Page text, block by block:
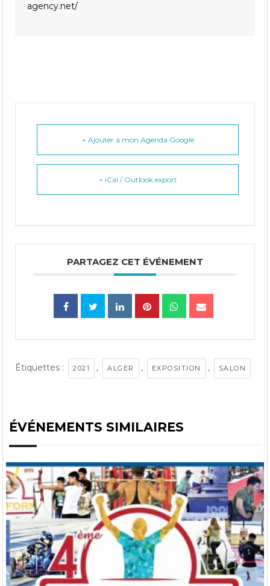
agency.net/
+ Ajouter à mon Agenda Google
+ iCal / Outlook export
PARTAGEZ CET ÉVÉNEMENT
Étiquettes : 2021 , ALGER , EXPOSITION , SALON
ÉVÉNEMENTS SIMILAIRES